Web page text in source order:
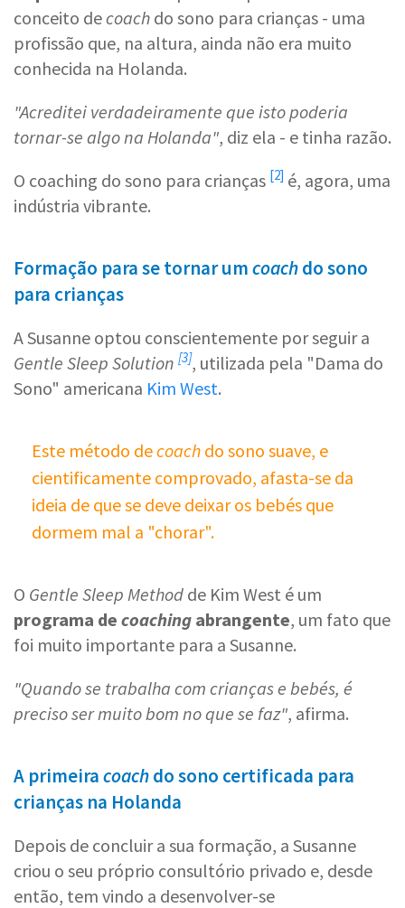
conceito decoach do sono para crianças - uma
profissão que, na altura, ainda não era muito
conhecida na Holanda.
"Acreditei verdadeiramente que isto poderia
tornar-se algo na Holanda", diz ela - e tinha razão.
O coaching do sono para crianças [2] é, agora, uma
indústria vibrante.
Formação para se tornar umcoachdo sono
para crianças
A Susanne optou conscientemente por seguir a
Gentle Sleep Solution [3], utilizada pela "Dama do
Sono" americana Kim West.
Este método decoach do sono suave, e
cientificamente comprovado, afasta-se da
ideia de que se deve deixar os bebés que
dormem mal a "chorar".
O Gentle Sleep Method de Kim West é um
programa de coaching abrangente, um fato que
foi muito importante para a Susanne.
"Quando se trabalha com crianças e bebés, é
preciso ser muito bom no que se faz", afirma.
A primeiracoachdo sono certificada para
crianças na Holanda
Depois de concluir a sua formação, a Susanne
criou o seu próprio consultório privado e, desde
então, tem vindo a desenvolver-se